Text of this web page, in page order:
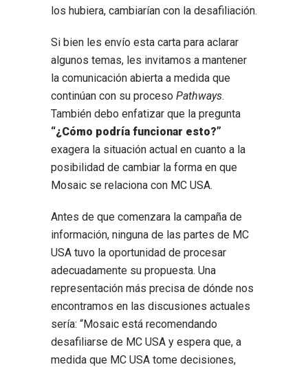
los hubiera, cambiarían con la desafiliación.
Si bien les envío esta carta para aclarar
algunos temas, les invitamos a mantener
la comunicación abierta a medida que
continúan con su proceso Pathways.
También debo enfatizar que la pregunta
“¿Cómo podría funcionar esto?”
exagera la situación actual en cuanto a la
posibilidad de cambiar la forma en que
Mosaic se relaciona con MC USA.
Antes de que comenzara la campaña de
información, ninguna de las partes de MC
USA tuvo la oportunidad de procesar
adecuadamente su propuesta. Una
representación más precisa de dónde nos
encontramos en las discusiones actuales
sería: “Mosaic está recomendando
desafiliarse de MC USA y espera que, a
medida que MC USA tome decisiones,